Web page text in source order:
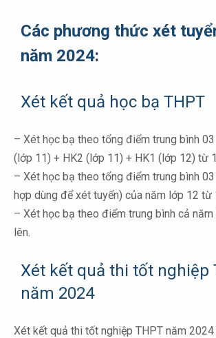
Các phương thức xét
năm 2024:
Xét kết quả học bạ THPT
– Xét học bạ theo tổng điểm trung bình 03
(lớp 11) + HK2 (lớp 11) + HK1 (lớp 12) từ
– Xét học bạ theo tổng điểm trung bình
hợp dùng để xét tuyển) của năm lớp 12 từ
– Xét học bạ theo điểm trung bình cả
lên.
Xét kết quả thi tốt nghiệp
năm 2024
Xét kết quả thi tốt nghiệp THPT năm